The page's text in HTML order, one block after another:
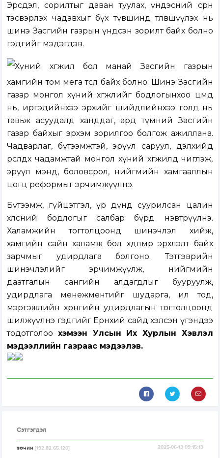
Эрсдэл, сорилтыг даван туулах, үндэсний сөрөн
тэсвэрлэх чадавхыг бүх түвшинд төлөвшүүлэх нь
шинэ Засгийн газрын үндсэн зорилт байх болно
гэдгийг мэдэгдэв.
Хүний хөгжил бол манай Засгийн газрын
хамгийн том мега төсөл байх болно. Шинэ Засгийн
газар монгол хүний хөгжлийг бодлогынхоо цөмд
нь, иргэдийнхээ эрхийг шийдлийнхээ голд нь
тавьж асуудалд ханддаг, ард түмний Засгийн
газар байхыг эрхэм зорилгоо болгож ажиллана.
Чадварлаг, бүтээмжтэй, эрүүл саруул, дэлхийд
өрсөлдөх чадамжтай монгол хүний хөгжилд чиглэж,
эрүүл мэнд, боловсрол, нийгмийн хамгааллын
цогц реформыг эрчимжүүлнэ.
Бүтээмж, гүйцэтгэл, үр дүнд суурилсан цалин
хөлсний бодлогыг салбар бүрд нэвтрүүлнэ.
Халамжийн тогтолцоонд шинэчлэл хийж,
хамгийн сайн халамж бол хөдөлмөр эрхлэлт байх
зарчмыг удирдлага болгоно. Тэтгэврийн
шинэчлэлийг эрчимжүүлж, нийгмийн
даатгалын сангийн алдагдлыг бууруулж,
удирдлага менежментийг шударга, ил тод,
мэргэжлийн хөрөнгийн удирдлагын тогтолцоонд
шилжүүлнэ гэдгийг Ерөнхий сайд хэлсэн үгэндээ
тодотголоохэмээн Улсын Их Хурлын Хэвлэл
мэдээллийн газраас мэдээлэв.
Сэтгэгдэл
зочин[192.82.65.120] 2025-06-13 09:15:13